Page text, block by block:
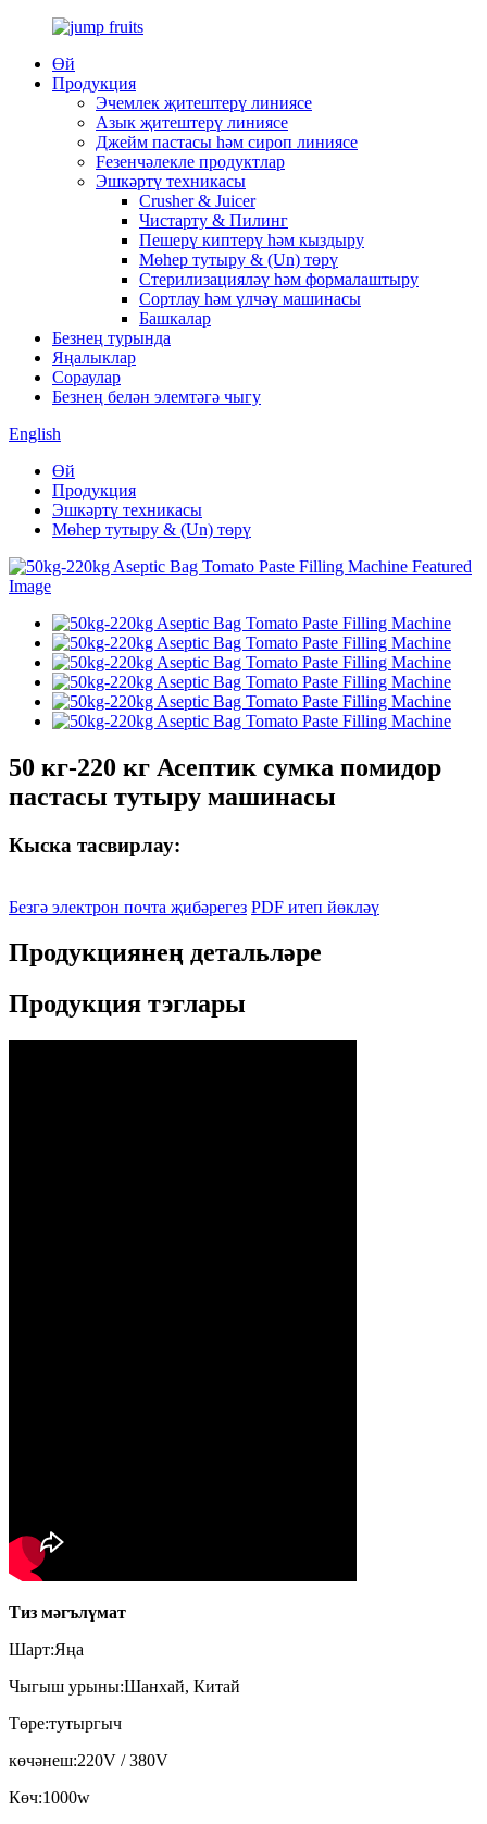
Өй
Продукция
Эчемлек җитештерү линиясе
Азык җитештерү линиясе
Джейм пастасы һәм сироп линиясе
Feзенчәлекле продуктлар
Эшкәртү техникасы
Crusher & Juicer
Чистарту & Пилинг
Пешерү киптерү һәм кыздыру
Мөһер тутыру & (Un) төрү
Стерилизацияләү һәм формалаштыру
Сортлау һәм үлчәү машинасы
Башкалар
Безнең турында
Яңалыклар
Сораулар
Безнең белән элемтәгә чыгу
English
Өй
Продукция
Эшкәртү техникасы
Мөһер тутыру & (Un) төрү
50 кг-220 кг Асептик сумка помидор
пастасы тутыру машинасы
Кыска тасвирлау:
Безгә электрон почта җибәрегез PDF итеп йөкләү
Продукциянең детальләре
Продукция тэглары
Тиз мәгълүмат
Шарт:Яңа
Чыгыш урыны:Шанхай, Китай
Төре:тутыргыч
көчәнеш:220V / 380V
Көч:1000w